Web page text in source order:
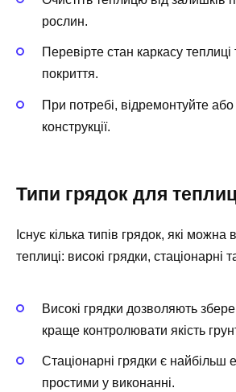
рослин.
Перевірте стан каркасу теплиці
покриття.
При потребі, відремонтуйте або
конструкції.
Типи грядок для
Існує кілька типів грядок, які
теплиці: високі грядки, стаціонарні
Високі грядки дозволяють
краще контролювати якість
Стаціонарні грядки є найбільш
простими у виконанні.